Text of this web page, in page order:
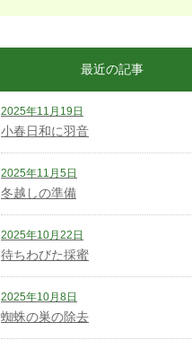
最近の記事
2025年11月19日
小春日和に羽音
2025年11月5日
冬越しの準備
2025年10月22日
待ちわびた採蜜
2025年10月8日
蜘蛛の巣の除去